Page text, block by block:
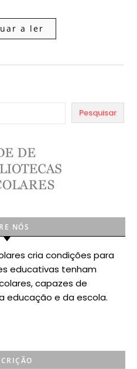
a ler
Pesquisar
NÓS
cria condições para
educativas tenham
capazes de
educação e da escola.